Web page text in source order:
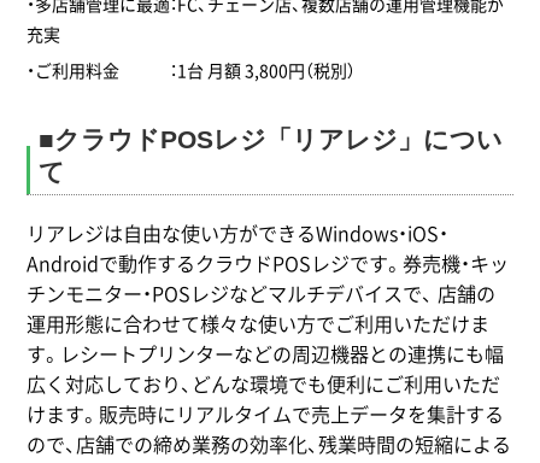
・多店舗管理に最適：FC、チェーン店、複数店舗の運用管理機能が
充実
・ご利用料金 ：1台 月額 3,800円（税別）
■クラウドPOSレジ「リアレジ」につい
て
リアレジは自由な使い方ができるWindows・iOS・
Androidで動作するクラウドPOSレジです。券売機・キッ
チンモニター・POSレジなどマルチデバイスで、 店舗の
運用形態に合わせて様々な使い方でご利用いただけま
す。レシートプリンターなどの周辺機器との連携にも幅
広く対応しており、どんな環境でも便利にご利用いただ
けます。販売時にリアルタイムで売上データを集計する
ので、店舗での締め業務の効率化、残業時間の短縮による